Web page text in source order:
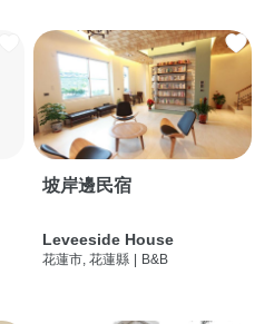
坡岸邊民宿
Leveeside House
花蓮市, 花蓮縣 B&B